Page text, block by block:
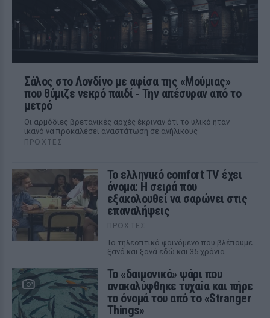
Σάλος στο Λονδίνο με αφίσα της «Μούμιας»
που θύμιζε νεκρό παιδί ‑ Την απέσυραν από το
μετρό
Οι αρμόδιες βρετανικές αρχές έκριναν ότι το υλικό ήταν
ικανό να προκαλέσει αναστάτωση σε ανήλικους
ΠΡΟΧΤΈΣ
Το ελληνικό comfort TV έχει
όνομα: Η σειρά που
εξακολουθεί να σαρώνει στις
επαναλήψεις
ΠΡΟΧΤΈΣ
Το τηλεοπτικό φαινόμενο που βλέπουμε
ξανά και ξανά εδώ και 35 χρόνια
Το «δαιμονικό» ψάρι που
ανακαλύφθηκε τυχαία και πήρε
το όνομά του από το «Stranger
Things»